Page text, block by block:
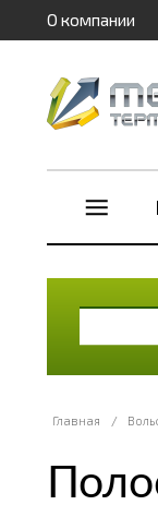
О компании
Главная /